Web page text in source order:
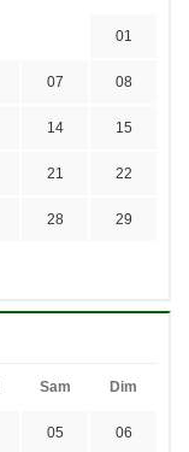
01
07 08
14 15
21 22
28 29
Sam Dim
05 06